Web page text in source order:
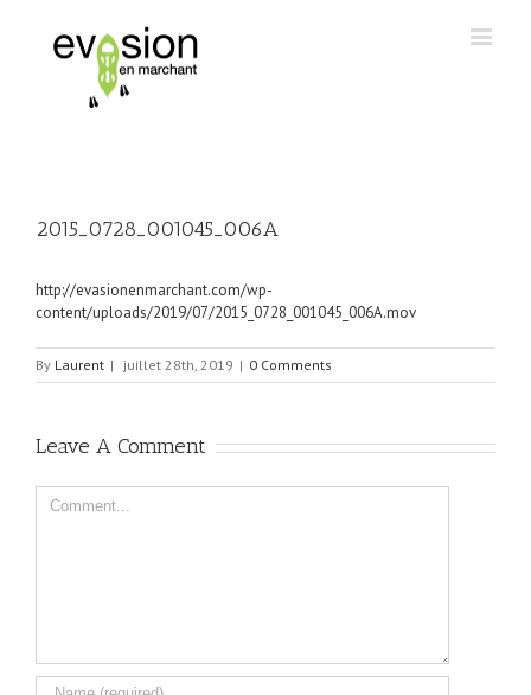
2015_0728_001045_006A
http://evasionenmarchant.com/wp-
content/uploads/2019/07/2015_0728_001045_006A.mov
By Laurent | juillet 28th, 2019 | 0 Comments
Leave A Comment
Comment